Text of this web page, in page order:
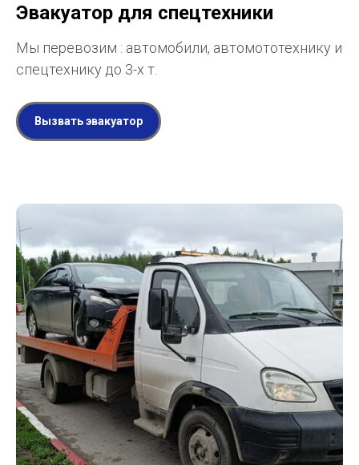
Эвакуатор для спецтехники
Мы перевозим : автомобили, автомототехнику и
спецтехнику до 3-х т.
Вызвать эвакуатор